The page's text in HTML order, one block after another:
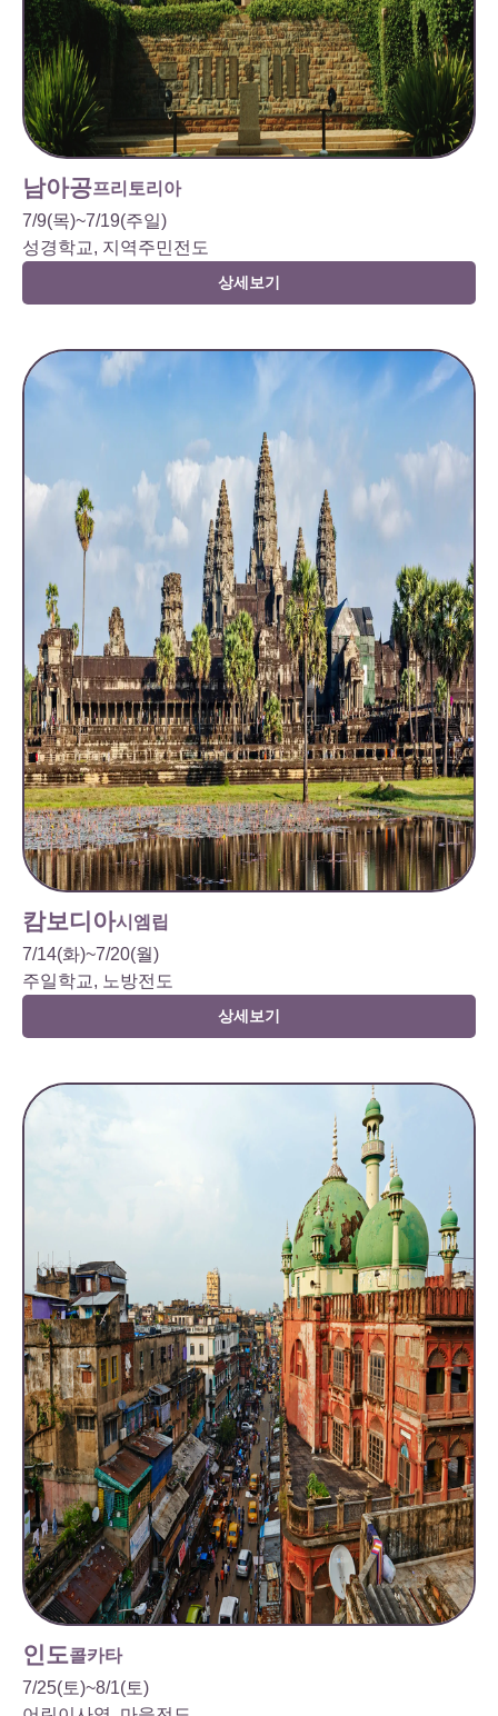
남아공프리토리아
7/9(목)~7/19(주일)
성경학교, 지역주민전도
상세보기
캄보디아시엠립
7/14(화)~7/20(월)
주일학교, 노방전도
상세보기
인도콜카타
7/25(토)~8/1(토)